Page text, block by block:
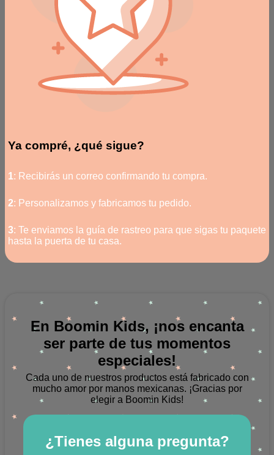
Ya compré, ¿qué sigue?
1: Recibirás un correo confirmando tu compra.
2: Personalizamos y fabricamos tu pedido.
3: Te enviamos la guía de rastreo para que sigas tu paquete
hasta la puerta de tu casa.
En Boomin Kids, ¡nos encanta
ser parte de tus momentos
especiales!
Cada uno de nuestros productos está fabricado con
mucho amor por manos mexicanas. ¡Gracias por
elegir a Boomin Kids!
¿Tienes alguna pregunta?